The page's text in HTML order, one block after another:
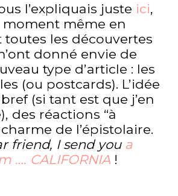
l’expliquais juste ici,
moment même en
toutes les découvertes
donné envie de
type d’article : les
(ou postcards). L’idée
(si tant est que j’en
des réactions “à
de l’épistolaire.
friend, I send you a
…. CALIFORNIA !